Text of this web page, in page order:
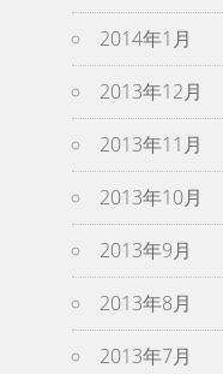
2014年1月
2013年12月
2013年11月
2013年10月
2013年9月
2013年8月
2013年7月